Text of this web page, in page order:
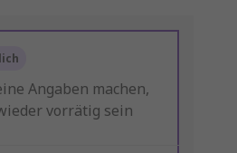
Angaben machen,
vorrätig sein